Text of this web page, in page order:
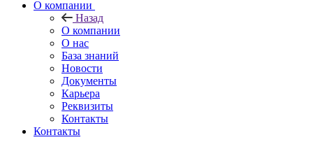
О компании
Назад
О компании
О нас
База знаний
Новости
Документы
Карьера
Реквизиты
Контакты
Контакты